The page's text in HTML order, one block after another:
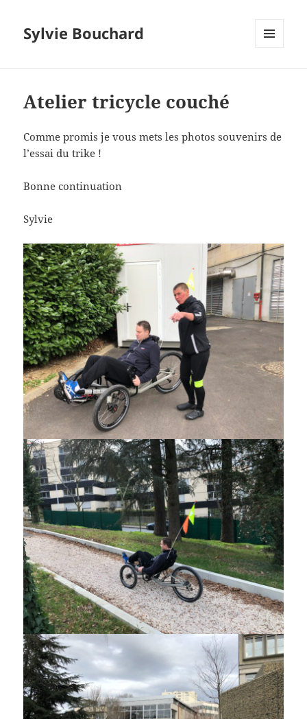
Sylvie Bouchard
Atelier tricycle couché
Comme promis je vous mets les photos souvenirs de
l’essai du trike !
Bonne continuation
Sylvie